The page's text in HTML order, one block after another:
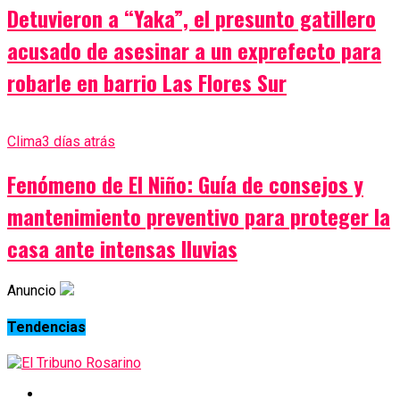
Detuvieron a “Yaka”, el presunto gatillero
acusado de asesinar a un exprefecto para
robarle en barrio Las Flores Sur
Clima3 días atrás
Fenómeno de El Niño: Guía de consejos y
mantenimiento preventivo para proteger la
casa ante intensas lluvias
Anuncio
Tendencias